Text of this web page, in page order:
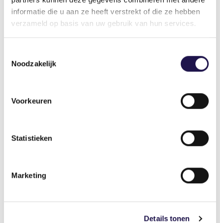
informatie die u aan ze heeft verstrekt of die ze hebben
verzameld op basis van uw gebruik van hun services.
Noodzakelijk
Voorkeuren
Statistieken
Marketing
Details tonen